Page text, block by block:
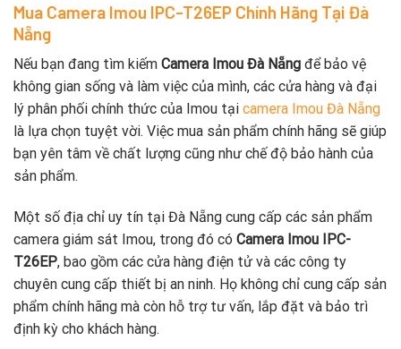
Mua Camera Imou IPC-T26EP Chính Hãng Tại Đà
Nẵng
Nếu bạn đang tìm kiếm Camera Imou Đà Nẵng để bảo vệ
không gian sống và làm việc của mình, các cửa hàng và đại
lý phân phối chính thức của Imou tại camera Imou Đà Nẵng
là lựa chọn tuyệt vời. Việc mua sản phẩm chính hãng sẽ giúp
bạn yên tâm về chất lượng cũng như chế độ bảo hành của
sản phẩm.
Một số địa chỉ uy tín tại Đà Nẵng cung cấp các sản phẩm
camera giám sát Imou, trong đó có Camera Imou IPC-
T26EP, bao gồm các cửa hàng điện tử và các công ty
chuyên cung cấp thiết bị an ninh. Họ không chỉ cung cấp sản
phẩm chính hãng mà còn hỗ trợ tư vấn, lắp đặt và bảo trì
định kỳ cho khách hàng.